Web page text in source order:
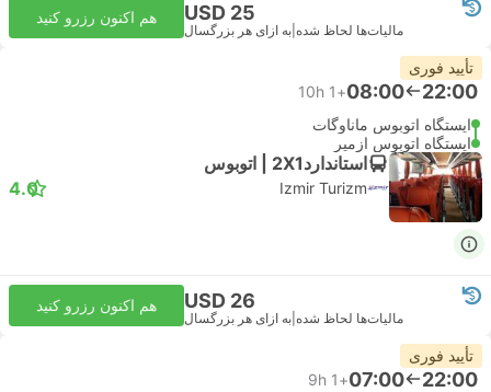
USD 25
مالیات‌ها لحاظ شده به ازای هر بزرگسال
هم اکنون رزرو کنید
تأیید فوری
22:00
08:00
+1
10h
ایستگاه اتوبوس ماناوگات
ایستگاه اتوبوس ازمیر
استاندارد2X1 | اتوبوس
Izmir Turizm
4.0
USD 26
مالیات‌ها لحاظ شده به ازای هر بزرگسال
هم اکنون رزرو کنید
تأیید فوری
22:00
07:00
+1
9h